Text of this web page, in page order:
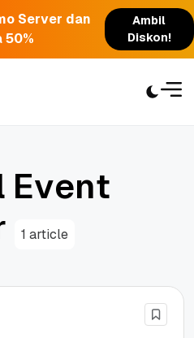
Server dan
50%
Ambil
Diskon!
Event
1 article